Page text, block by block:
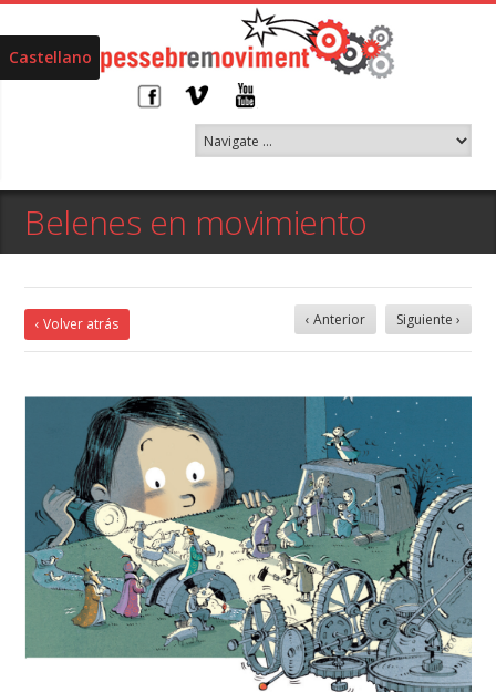
Castellano
Belenes en movimiento
‹ Volver atrás ‹ Anterior Siguiente ›